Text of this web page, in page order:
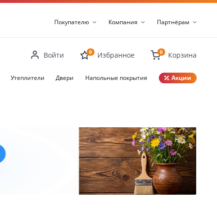
Покупателю Компания Партнёрам
Войти 0 Избранное 0 Корзина
Утеплители Двери Напольные покрытия Акции
Закрыть